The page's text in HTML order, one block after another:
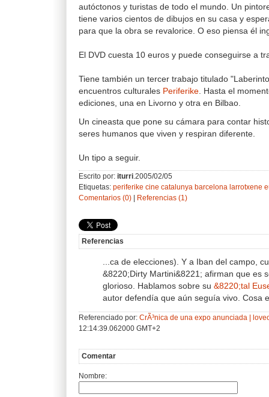
autóctonos y turistas de todo el mundo. Un
tiene varios cientos de dibujos en su casa y
para que la obra se revalorice. O eso piensa él
El DVD cuesta 10 euros y puede conseguirse a
Tiene también un tercer trabajo titulado
encuentros culturales Periferike . Hasta el
ediciones, una en Livorno y otra en Bilbao.
Un cineasta que pone su cámara para contar
seres humanos que viven y respiran diferente.
Un tipo a seguir.
Escrito por: iturri .2005/02/05
Etiquetas: periferike cine catalunya barcelona larrotxene
Comentarios (0)
Referencias (1)
Referencias
...ca de elecciones). Y a Iban del campo,
&8220;Dirty Martini&8221; afirman que es
glorioso. Hablamos sobre su &8220;tal
autor defendía que aún seguía vivo. Cosa
Referenciado por: CrÃ³nica de una expo anunciada |
12:14:39.062000 GMT+2
Comentar
Nombre: